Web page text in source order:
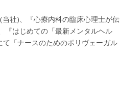
社)、『心療内科の臨床心理士が伝
『はじめての「最新メンタルヘル
「ナースのためのポリヴェーガル